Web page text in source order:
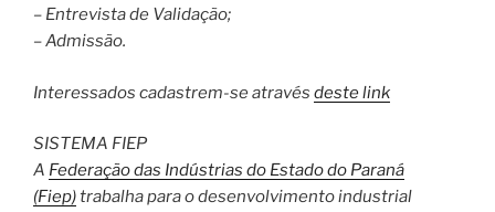
– Entrevista de Validação;
– Admissão.
Interessados cadastrem-se através deste link
SISTEMA FIEP
A Federação das Indústrias do Estado do Paraná
(Fiep)trabalha para o desenvolvimento industrial